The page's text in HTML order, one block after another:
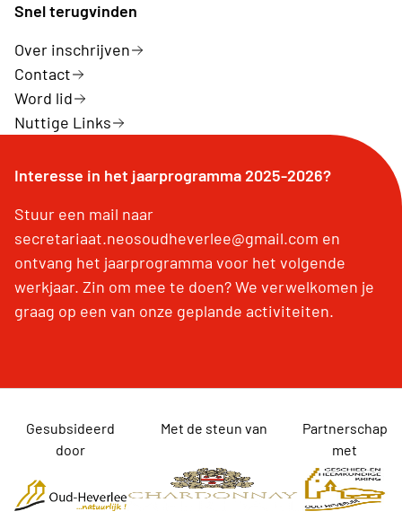
Snel terugvinden
Over inschrijven
Contact
Word lid
Nuttige Links
Interesse in het jaarprogramma 2025-2026?
Stuur een mail naar
secretariaat.neosoudheverlee@gmail.com en
ontvang het jaarprogramma voor het volgende
werkjaar. Zin om mee te doen? We verwelkomen je
graag op een van onze geplande activiteiten.
Gesubsideerd
door
Met de steun van
Partnerschap
met